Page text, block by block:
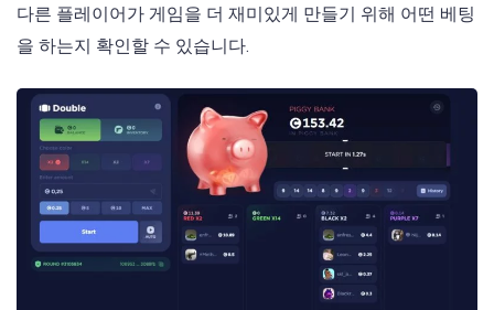
다른 플레이어가 게임을 더 재미있게 만들기 위해 어떤 베팅
을 하는지 확인할 수 있습니다.